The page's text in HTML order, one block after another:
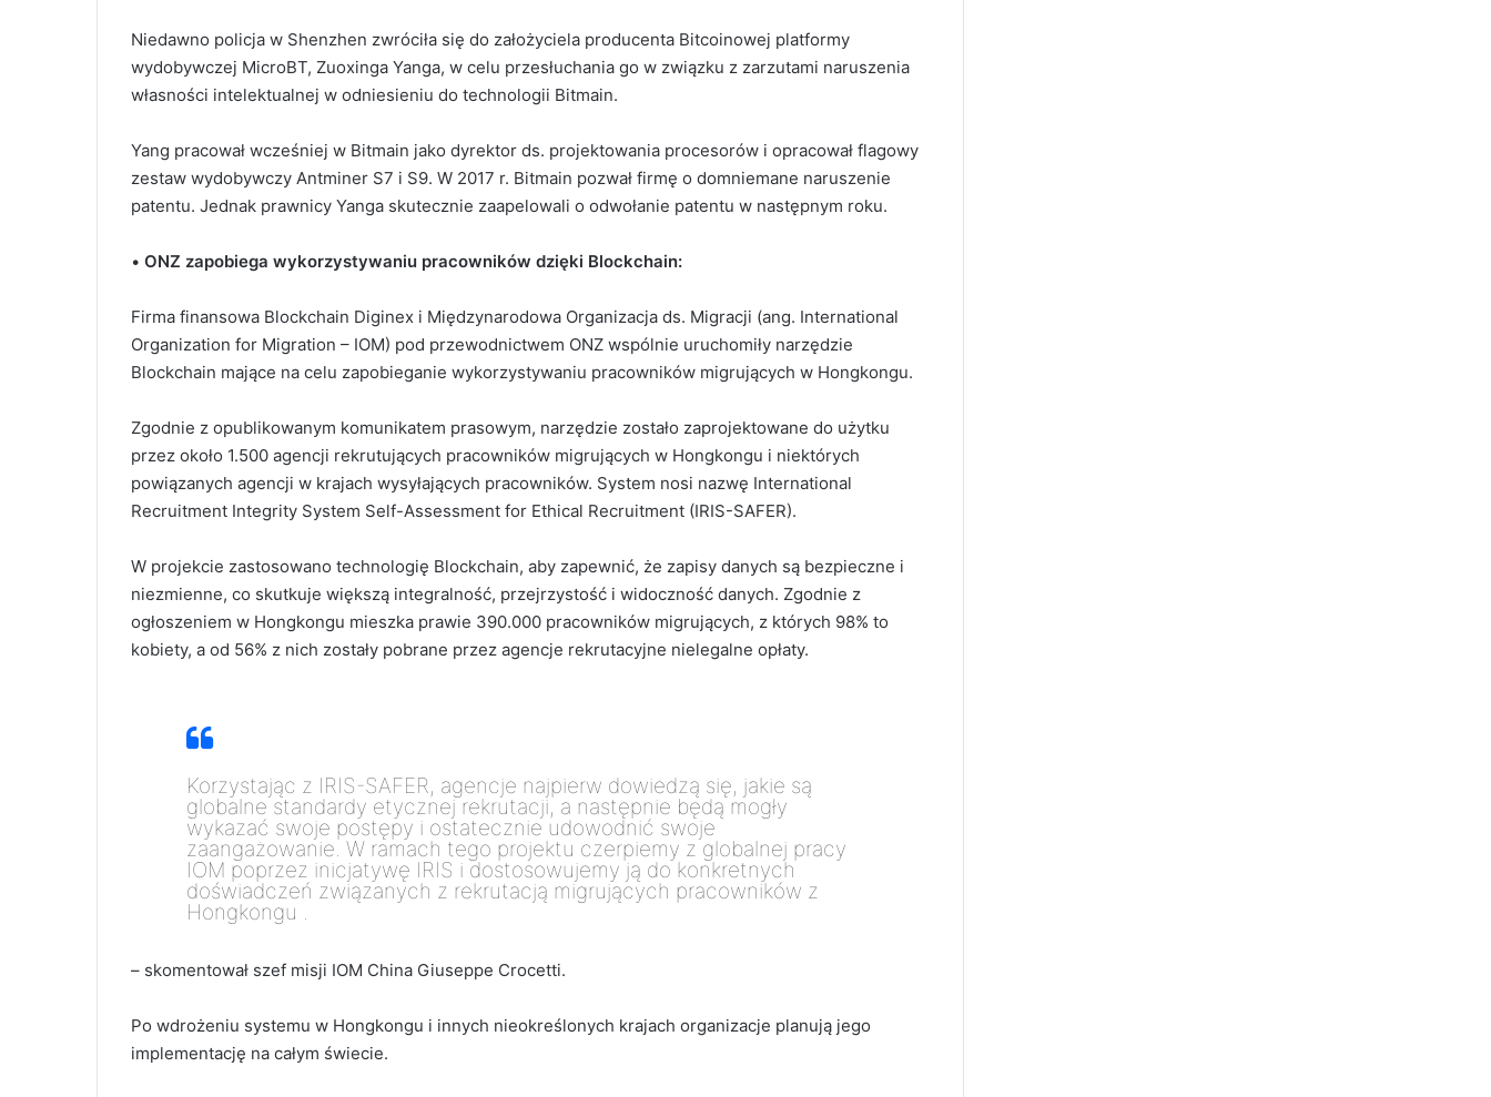
Niedawno policja w Shenzhen zwróciła się do założyciela producenta Bitcoinowej platformy
wydobywczej MicroBT, Zuoxinga Yanga, w celu przesłuchania go w związku z zarzutami naruszenia
własności intelektualnej w odniesieniu do technologii Bitmain.
Yang pracował wcześniej w Bitmain jako dyrektor ds. projektowania procesorów i opracował flagowy
zestaw wydobywczy Antminer S7 i S9. W 2017 r. Bitmain pozwał firmę o domniemane naruszenie
patentu. Jednak prawnicy Yanga skutecznie zaapelowali o odwołanie patentu w następnym roku.
• ONZ zapobiega wykorzystywaniu pracowników dzięki Blockchain:
Firma finansowa Blockchain Diginex i Międzynarodowa Organizacja ds. Migracji (ang. International
Organization for Migration – IOM) pod przewodnictwem ONZ wspólnie uruchomiły narzędzie
Blockchain mające na celu zapobieganie wykorzystywaniu pracowników migrujących w Hongkongu.
Zgodnie z opublikowanym komunikatem prasowym, narzędzie zostało zaprojektowane do użytku
przez około 1.500 agencji rekrutujących pracowników migrujących w Hongkongu i niektórych
powiązanych agencji w krajach wysyłających pracowników. System nosi nazwę International
Recruitment Integrity System Self-Assessment for Ethical Recruitment (IRIS-SAFER).
W projekcie zastosowano technologię Blockchain, aby zapewnić, że zapisy danych są bezpieczne i
niezmienne, co skutkuje większą integralność, przejrzystość i widoczność danych. Zgodnie z
ogłoszeniem w Hongkongu mieszka prawie 390.000 pracowników migrujących, z których 98% to
kobiety, a od 56% z nich zostały pobrane przez agencje rekrutacyjne nielegalne opłaty.
Korzystając z IRIS-SAFER, agencje najpierw dowiedzą się, jakie są
globalne standardy etycznej rekrutacji, a następnie będą mogły
wykazać swoje postępy i ostatecznie udowodnić swoje
zaangażowanie. W ramach tego projektu czerpiemy z globalnej pracy
IOM poprzez inicjatywę IRIS i dostosowujemy ją do konkretnych
doświadczeń związanych z rekrutacją migrujących pracowników z
Hongkongu .
– skomentował szef misji IOM China Giuseppe Crocetti.
Po wdrożeniu systemu w Hongkongu i innych nieokreślonych krajach organizacje planują jego
implementację na całym świecie.